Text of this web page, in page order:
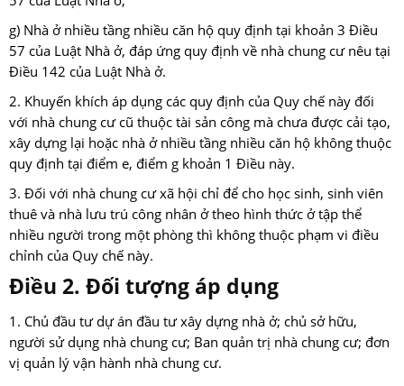
g) Nhà ở nhiều tầng nhiều căn hộ quy định tại khoản 3 Điều
57 của Luật Nhà ở, đáp ứng quy định về nhà chung cư nêu tại
Điều 142 của Luật Nhà ở.
2. Khuyến khích áp dụng các quy định của Quy chế này đối
với nhà chung cư cũ thuộc tài sản công mà chưa được cải tạo,
xây dựng lại hoặc nhà ở nhiều tầng nhiều căn hộ không thuộc
quy định tại điểm e, điểm g khoản 1 Điều này.
3. Đối với nhà chung cư xã hội chỉ để cho học sinh, sinh viên
thuê và nhà lưu trú công nhân ở theo hình thức ở tập thể
nhiều người trong một phòng thì không thuộc phạm vi điều
chỉnh của Quy chế này.
Điều 2. Đối tượng áp dụng
1. Chủ đầu tư dự án đầu tư xây dựng nhà ở; chủ sở hữu,
người sử dụng nhà chung cư; Ban quản trị nhà chung cư; đơn
vị quản lý vận hành nhà chung cư.